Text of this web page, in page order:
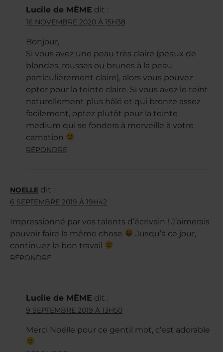
Lucile de MÊME dit :
16 NOVEMBRE 2020 À 15H38
Bonjour,
Si vous avez une peau très claire (peaux de
blondes, rousses ou brunes à la peau
particulièrement claire), alors vous pouvez
opter pour la teinte claire. Si vous avez le teint
naturellement plus hâlé et qui bronze assez
facilement, optez plutôt pour la teinte
medium qui se fondera à merveille à votre
carnation
RÉPONDRE
NOELLE dit :
6 SEPTEMBRE 2019 À 19H42
Impressionné par vos talents d’écrivain ! J’aimerais
pouvoir faire la même chose
Jusqu’à ce jour,
continuez le bon travail
RÉPONDRE
Lucile de MÊME dit :
9 SEPTEMBRE 2019 À 13H50
Merci Noëlle pour ce gentil mot, c’est adorable